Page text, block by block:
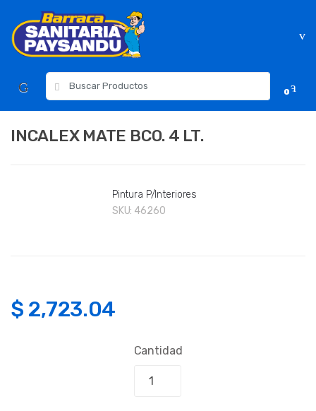
navigation
content
para:
0
INCALEX MATE BCO. 4 LT.
Pintura P/Interiores
SKU: 46260
$ 2,723.04
Cantidad